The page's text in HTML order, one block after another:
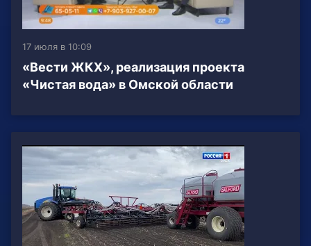
17 июля в 10:09
«Вести ЖКХ», реализация проекта
«Чистая вода» в Омской области